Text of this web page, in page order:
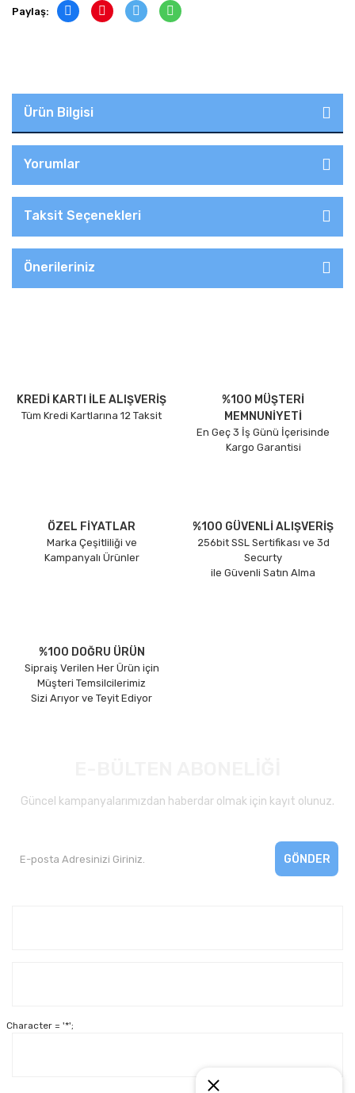
Paylaş:
Ürün Bilgisi
Yorumlar
Taksit Seçenekleri
Önerileriniz
KREDİ KARTI İLE ALIŞVERİŞ
Tüm Kredi Kartlarına 12 Taksit
%100 MÜŞTERİ
MEMNUNİYETİ
En Geç 3 İş Günü İçerisinde
Kargo Garantisi
ÖZEL FİYATLAR
Marka Çeşitliliği ve
Kampanyalı Ürünler
%100 GÜVENLİ ALIŞVERİŞ
256bit SSL Sertifikası ve 3d
Securty
ile Güvenli Satın Alma
%100 DOĞRU ÜRÜN
Sipraiş Verilen Her Ürün için
Müşteri Temsilcilerimiz
Sizi Arıyor ve Teyit Ediyor
Güncel kampanyalarımızdan haberdar olmak için kayıt olunuz.
GÖNDER
Character = '*';